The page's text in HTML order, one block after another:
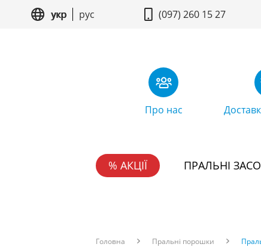
укр рус (097) 260 15 27
Про нас
% АКЦІЇ ПРАЛЬНІ
Головна Пральні порошки